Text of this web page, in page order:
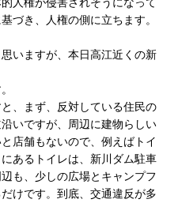
づき、人権の側に立ちます。
いますが、本日高江近くの新
、まず、反対している住民の
いですが、周辺に建物らしい
店舗もないので、例えばトイ
あるトイレは、新川ダム駐車
も、少しの広場とキャンプフ
けです。到底、交通違反が多